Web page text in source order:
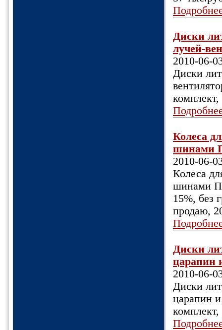
Диски
лучей-
2010-06-
Диски
Колеса
шинами
2010-06-
Колеса
шинами
15%, без
продаю,
Диски
царапин
2010-06-
Диски
царапин